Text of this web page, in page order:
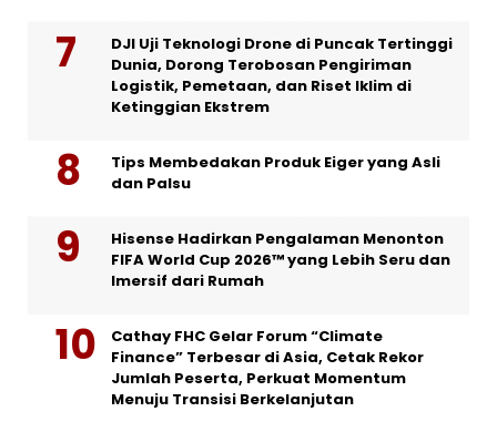
DJI Uji Teknologi Drone di Puncak Tertinggi
Dunia, Dorong Terobosan Pengiriman
Logistik, Pemetaan, dan Riset Iklim di
Ketinggian Ekstrem
Tips Membedakan Produk Eiger yang Asli
dan Palsu
Hisense Hadirkan Pengalaman Menonton
FIFA World Cup 2026™ yang Lebih Seru dan
Imersif dari Rumah
Cathay FHC Gelar Forum “Climate
Finance” Terbesar di Asia, Cetak Rekor
Jumlah Peserta, Perkuat Momentum
Menuju Transisi Berkelanjutan